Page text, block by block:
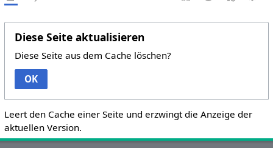
Diese Seite aktualisieren
Diese Seite aus dem Cache löschen?
OK
Leert den Cache einer Seite und erzwingt die Anzeige der
aktuellen Version.